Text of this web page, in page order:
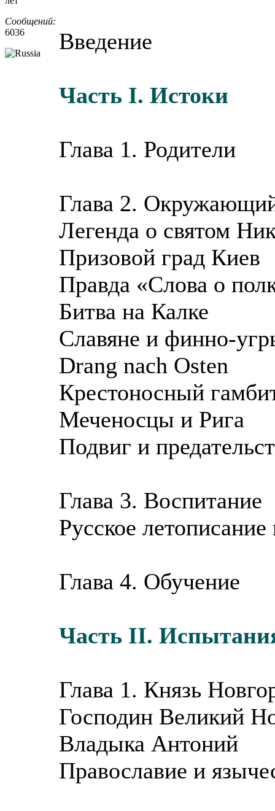
Сообщений:
6036
Введение
Часть I. Истоки
Глава 1. Родители
Глава 2.
Легенда о святом
Призовой град Киев
Правда «Слова о
Битва на Калке
Славяне и финно-
Drang nach Osten
Крестоносный
Меченосцы и Рига
Подвиг и
Глава 3. Воспитание
Русское
Глава 4. Обучение
Часть II.
Глава 1. Князь
Господин Великий
Владыка Антоний
Православие и